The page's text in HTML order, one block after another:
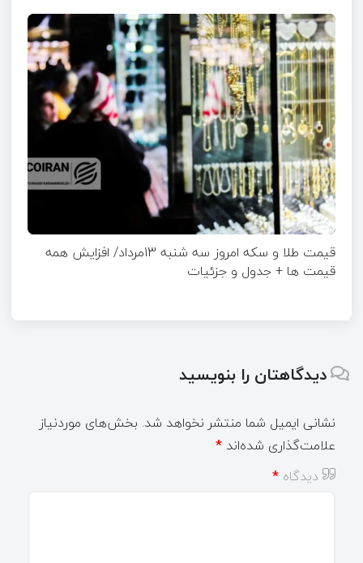
قیمت طلا و سکه امروز سه شنبه 13مرداد/ افزایش همه
قیمت ها + جدول و جزئیات
دیدگاهتان را بنویسید
نشانی ایمیل شما منتشر نخواهد شد. بخش‌های موردنیاز
علامت‌گذاری شده‌اند *
دیدگاه *